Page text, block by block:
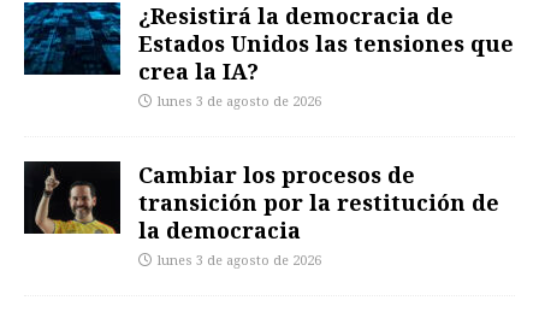
¿Resistirá la democracia de
Estados Unidos las tensiones que
crea la IA?
lunes 3 de agosto de 2026
Cambiar los procesos de
transición por la restitución de
la democracia
lunes 3 de agosto de 2026